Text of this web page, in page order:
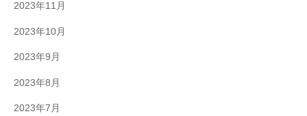
2023年11月
2023年10月
2023年9月
2023年8月
2023年7月